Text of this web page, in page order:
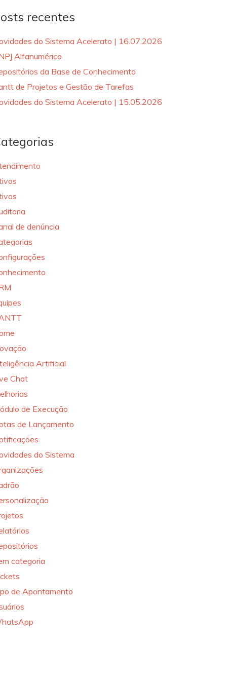
recentes
do Sistema Acelerato | 16.07.2026
Alfanumérico
da Base de Conhecimento
de Projetos e Gestão de Tarefas
do Sistema Acelerato | 15.05.2026
de denúncia
Artificial
Chat
de Execução
de Lançamento
do Sistema
categoria
de Apontamento